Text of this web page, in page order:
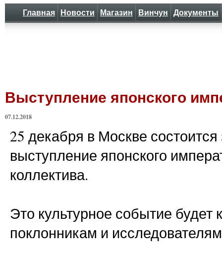
Главная Новости Магазин Винчун Документы
Выступление японского
07.12.2018
25 декабря в Москве
выступление японского
коллектива.
Это культурное событие будет
поклонникам и